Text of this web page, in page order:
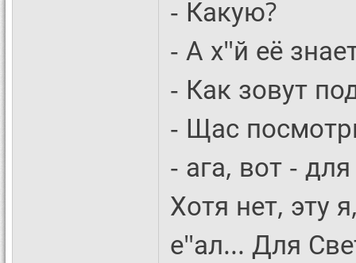
- Какую?
- А х"й её
- Как зовут
- Щас
- ага, вот -
Хотя нет, эту
е"ал... Для